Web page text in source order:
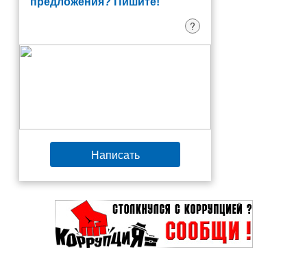
?
Написать